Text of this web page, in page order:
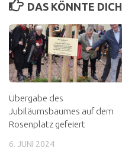
DAS KÖNNTE
Übergabe des
Jubiläumsbaumes auf dem
Rosenplatz gefeiert
6. JUNI 2024